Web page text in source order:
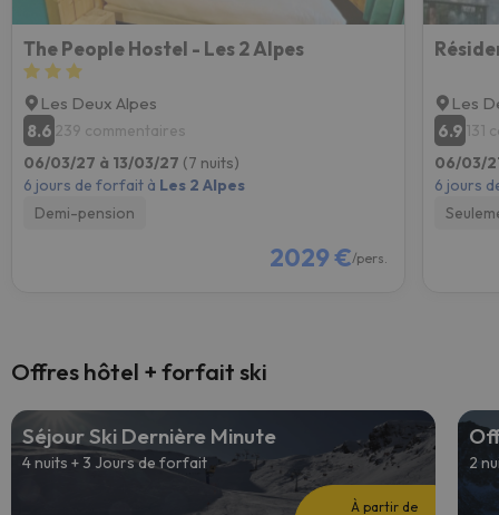
The People Hostel - Les 2 Alpes
Les Deux Alpes
8.6 239 commentaires
06/03/27 à 13/03/27 (7 nuits)
6 jours de forfait à Les 2 Alpes
Demi-pension
2029 €/pers.
Les
6.9 131
06/03/
6 jours
Offres hôtel + forfait ski
Séjour Ski Dernière Minute
4 nuits + 3 Jours de forfait
À partir de
2